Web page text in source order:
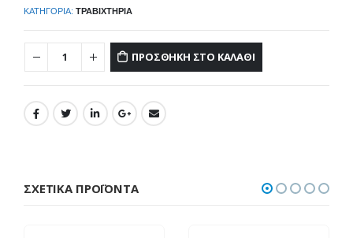
ΚΑΤΗΓΟΡΊΑ: ΤΡΑΒΙΧΤΉΡΙΑ
ΠΡΟΣΘΉΚΗ ΣΤΟ ΚΑΛΆΘΙ
ΣΧΕΤΙΚΆ ΠΡΟΪΌΝΤΑ